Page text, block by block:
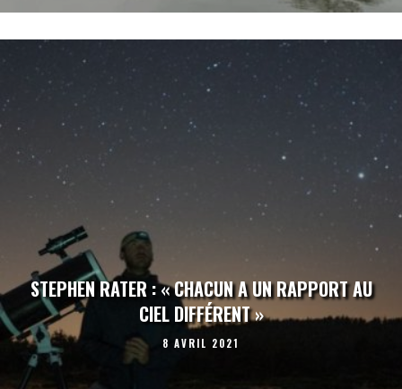
STEPHEN RATER : « CHACUN A UN RAPPORT AU
CIEL DIFFÉRENT »
8 AVRIL 2021